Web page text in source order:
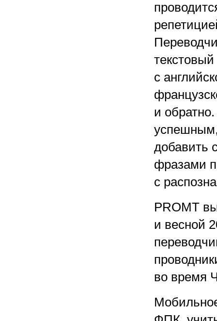
с
и
добавить
фразами
с
PROMT
и весной
во время